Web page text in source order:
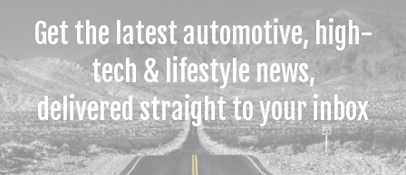
Get the latest automotive, high-
tech & lifestyle news,
delivered straight to your inbox